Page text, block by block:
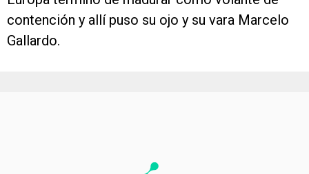
contención y allí puso su ojo y su vara Marcelo
Gallardo.